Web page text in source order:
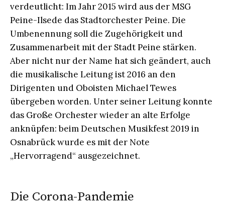
verdeutlicht: Im Jahr 2015 wird aus der MSG
Peine-Ilsede das Stadtorchester Peine. Die
Umbenennung soll die Zugehörigkeit und
Zusammenarbeit mit der Stadt Peine stärken.
Aber nicht nur der Name hat sich geändert, auch
die musikalische Leitung ist 2016 an den
Dirigenten und Oboisten Michael Tewes
übergeben worden. Unter seiner Leitung konnte
das Große Orchester wieder an alte Erfolge
anknüpfen: beim Deutschen Musikfest 2019 in
Osnabrück wurde es mit der Note
„Hervorragend“ ausgezeichnet.
Die Corona-Pandemie